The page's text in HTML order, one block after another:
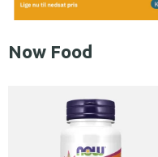
Now Food